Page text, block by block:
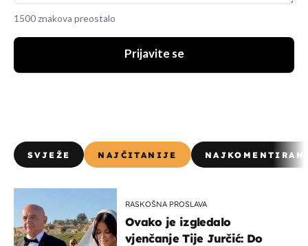
1500 znakova preostalo
Prijavite se
SVJEŽE NAJČITANIJE
RASKOŠNA PROSLAVA
Ovako je izgledalo
vjenčanje Tije Jurčić: Do